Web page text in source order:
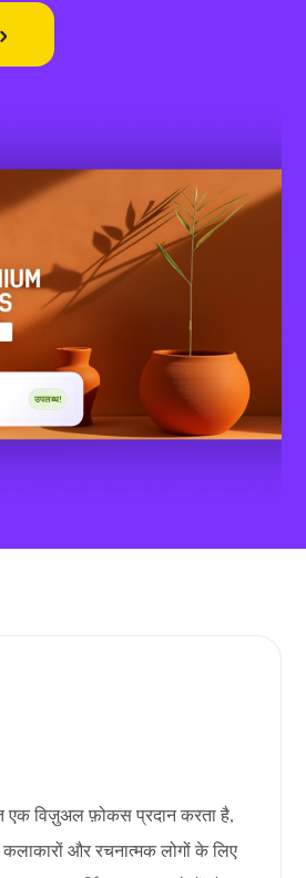
उपलब्ध!
एक विज़ुअल फ़ोकस प्रदान करता है,
कलाकारों और रचनात्मक लोगों के लिए